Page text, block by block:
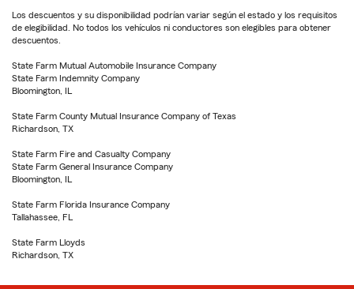
Los descuentos y su disponibilidad podrían variar según el estado y los requisitos
de elegibilidad. No todos los vehículos ni conductores son elegibles para obtener
descuentos.
State Farm Mutual Automobile Insurance Company
State Farm Indemnity Company
Bloomington, IL
State Farm County Mutual Insurance Company of Texas
Richardson, TX
State Farm Fire and Casualty Company
State Farm General Insurance Company
Bloomington, IL
State Farm Florida Insurance Company
Tallahassee, FL
State Farm Lloyds
Richardson, TX